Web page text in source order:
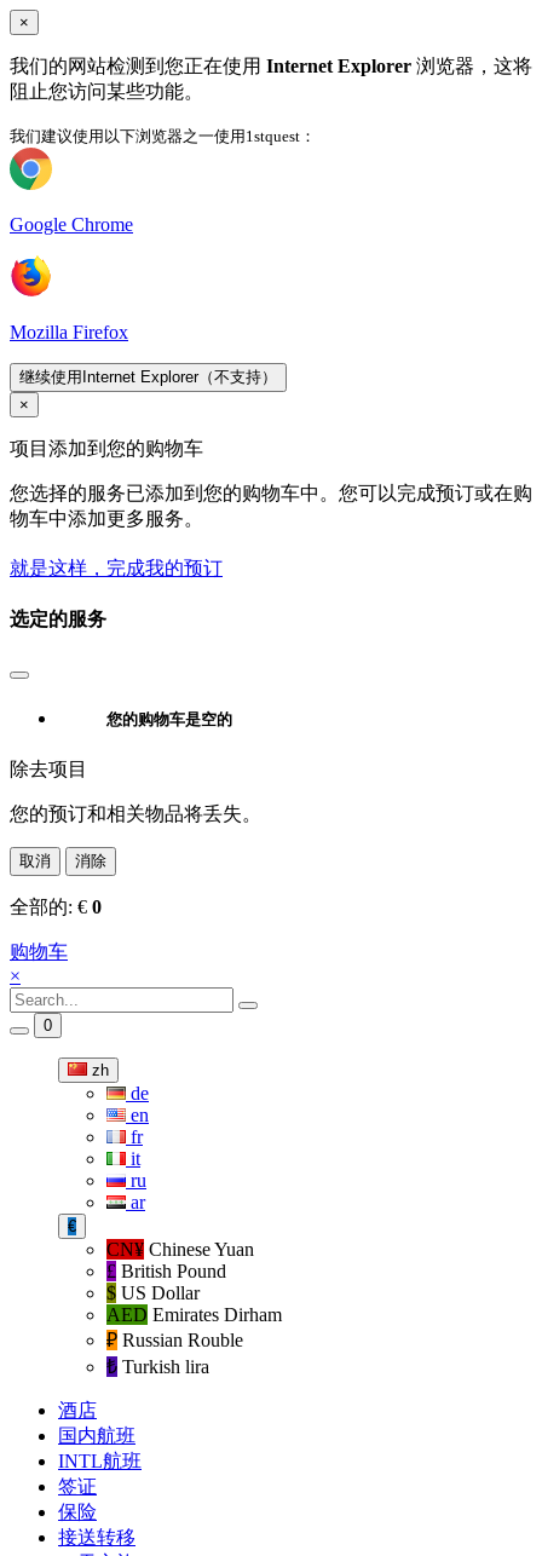
×
我们的网站检测到您正在使用 Internet Explorer 浏览器，这将
阻止您访问某些功能。
我们建议使用以下浏览器之一使用1stquest：
Google Chrome
Mozilla Firefox
继续使用Internet Explorer（不支持）
×
项目添加到您的购物车
您选择的服务已添加到您的购物车中。您可以完成预订或在购
物车中添加更多服务。
就是这样，完成我的预订
选定的服务
您的购物车是空的
除去项目
您的预订和相关物品将丢失。
取消 消除
全部的: € 0
购物车
×
0
zh
de
en
fr
it
ru
ar
€
CN¥ Chinese Yuan
£ British Pound
$ US Dollar
AED Emirates Dirham
₽‎ Russian Rouble
₺‎ Turkish lira
酒店
国内航班
INTL航班
签证
保险
接送转移